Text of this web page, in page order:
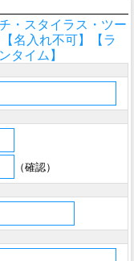
スタイラス・ツー
名入れ不可】【ラ
タイム】
（確認）